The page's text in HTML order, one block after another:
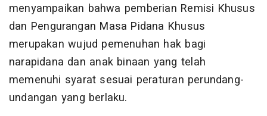
menyampaikan bahwa pemberian Remisi Khusus
dan Pengurangan Masa Pidana Khusus
merupakan wujud pemenuhan hak bagi
narapidana dan anak binaan yang telah
memenuhi syarat sesuai peraturan perundang-
undangan yang berlaku.